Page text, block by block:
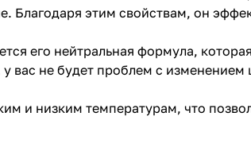
Благодаря этим свойствам, он
его нейтральная формула,
вас не будет проблем с
и низким температурам, что